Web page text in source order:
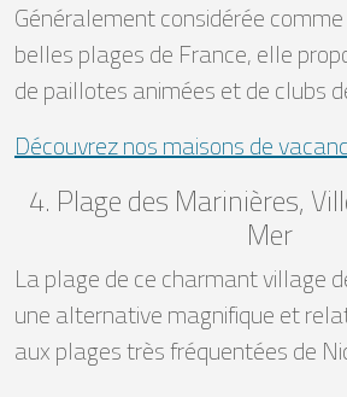
Généralement considérée comme
belles plages de France, elle
de paillotes animées et de clubs
Découvrez nos maisons de
4. Plage des Marinières,
Mer
La plage de ce charmant village
une alternative magnifique et
aux plages très fréquentées de